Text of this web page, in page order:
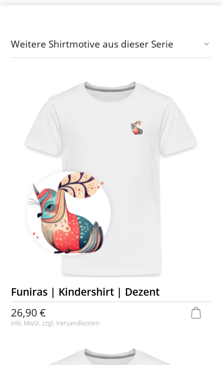
Weitere Shirtmotive aus dieser Serie
Funiras | Kindershirt | Dezent
26,90 €
inkl. MwSt. zzgl.Versandkosten